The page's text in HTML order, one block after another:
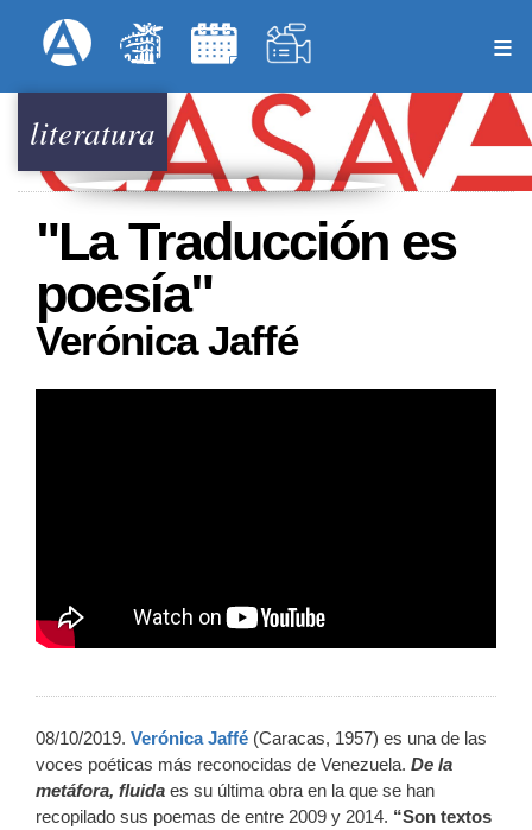
al
principal
Menú Superior
literatura
"La Traducción es
poesía"
Verónica Jaffé
08/10/2019. Verónica Jaffé (Caracas, 1957) es una de las
voces poéticas más reconocidas de Venezuela. De la
metáfora, fluida es su última obra en la que se han
recopilado sus poemas de entre 2009 y 2014. “Son textos